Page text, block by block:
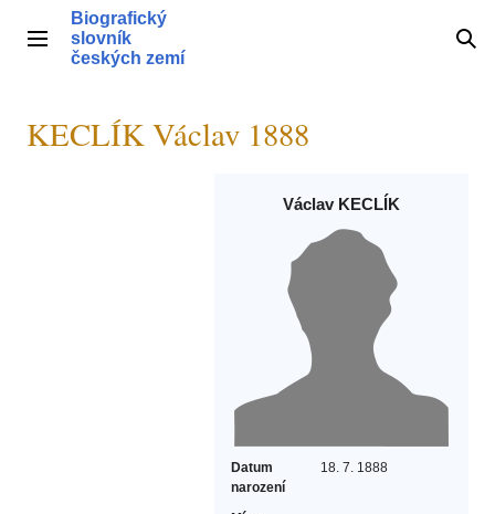
obsahHlavní menu
Biografický
slovník
českých zemí
KECLÍK Václav 1888
Václav KECLÍK
Datum
narození
18. 7. 1888